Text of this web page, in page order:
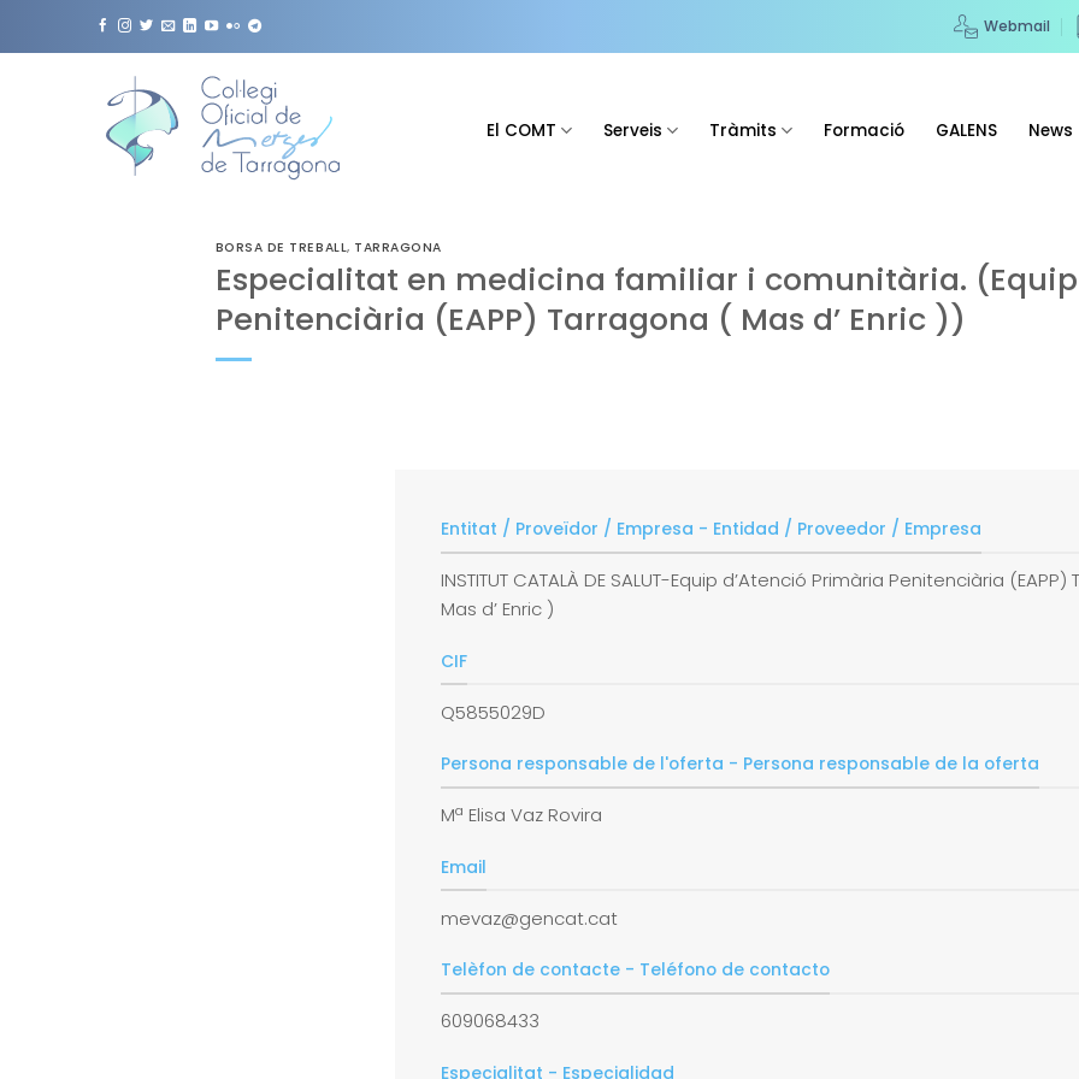
Webmail
El COMT Serveis Tràmits Formació GALENS News
BORSA DE TREBALL, TARRAGONA
Especialitat en medicina familiar i comunitària. (Equip
Penitenciària (EAPP) Tarragona ( Mas d’ Enric ))
Entitat / Proveïdor / Empresa - Entidad / Proveedor / Empresa
INSTITUT CATALÀ DE SALUT-Equip d’Atenció Primària Penitenciària
Mas d’ Enric )
CIF
Q5855029D
Persona responsable de l'oferta - Persona responsable de la oferta
Mª Elisa Vaz Rovira
Email
mevaz@gencat.cat
Telèfon de contacte - Teléfono de contacto
609068433
Especialitat - Especialidad